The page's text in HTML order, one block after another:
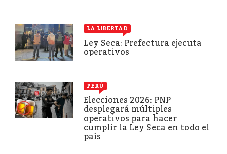
LA LIBERTAD
Ley Seca: Prefectura ejecuta
operativos
PERÚ
Elecciones 2026: PNP
desplegará múltiples
operativos para hacer
cumplir la Ley Seca en todo el
país